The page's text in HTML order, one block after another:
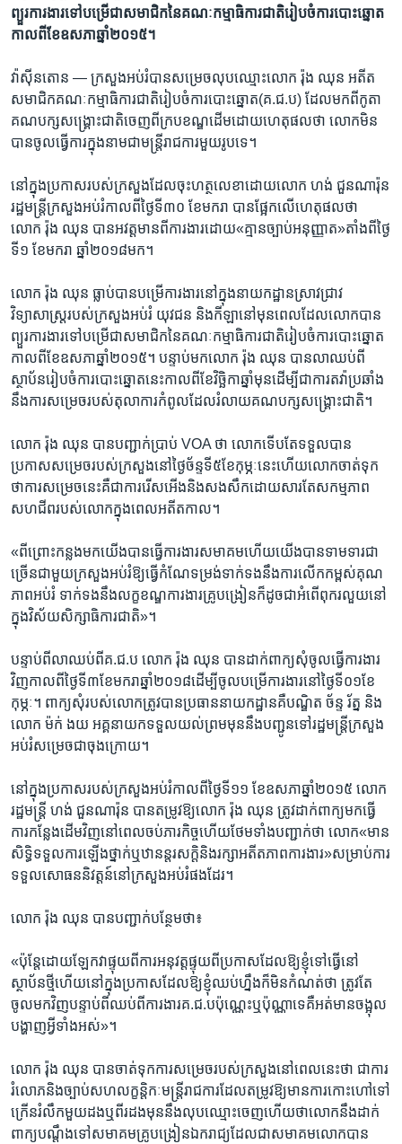
ព្យួរ​ការងារ​ទៅ​បម្រើ​ជា​សមាជិក​នៃ​គណៈកម្មាធិការ​ជាតិ​រៀបចំ​ការ​បោះឆ្នោត​
កាលពី​ខែ​ឧសភា​ឆ្នាំ​២០១៥។
វ៉ាស៊ីនតោន — ក្រសួង​អប់រំ​បាន​សម្រេច​លុប​ឈ្មោះ​លោក រ៉ុង ឈុន ​អតីត​
សមាជិក​គណៈកម្មាធិការ​ជាតិ​រៀបចំ​ការ​បោះឆ្នោត(គ.ជ.ប) ដែល​មក​ពី​កូតា​
គណបក្ស​សង្គ្រោះ​ជាតិ​ចេញពី​ក្របខណ្ឌ​ដើមដោយ​ហេតុ​ផល​ថា ​លោកមិន​
បាន​ចូល​ធ្វើការ​ក្នុងនាម​ជា​មន្ត្រី​រាជការ​មួយ​រូប​ទេ។
នៅ​ក្នុង​ប្រកាស​របស់​ក្រសួង​ដែល​ចុះហត្ថលេខា​ដោយ​លោក ​ហង់ ជួនណារ៉ុន​
រដ្ឋមន្ត្រី​ក្រសួង​អប់រំ​កាល​ពី​ថ្ងៃ​ទី​៣០ ខែ​មករា បាន​ផ្អែក​លើ​ហេតុផល​ថា ​
លោក​ រ៉ុង ឈុន​ បាន​អវត្តមាន​ពី​ការងារ​ដោយ«គ្មាន​ច្បាប់​អនុញ្ញាត»តាំង​ពី​ថ្ងៃ​
ទី​១ ខែ​មករា​ ឆ្នាំ​២០១៨​មក។
លោក រ៉ុង ឈុន​ ធ្លាប់​បាន​បម្រើ​ការងារ​នៅ​ក្នុង​នាយកដ្ឋាន​ស្រាវជ្រាវ​
វិទ្យាសាស្រ្ត​របស់​ក្រសួង​អប់រំ​ យុវជន​ និង​កីឡា​នៅ​មុន​ពេល​ដែល​លោក​បាន​
ព្យួរ​ការងារ​ទៅ​បម្រើ​ជា​សមាជិក​នៃ​គណៈកម្មាធិការ​ជាតិ​រៀបចំ​ការ​បោះឆ្នោត​
កាលពី​ខែ​ឧសភា​ឆ្នាំ​២០១៥។ បន្ទាប់​មក​លោក ​រ៉ុង ​ឈុន​ បានលាឈប់​ពី​
ស្ថាប័ន​រៀបចំ​ការ​បោះឆ្នោត​នេះ​កាល​ពី​ខែ​វិច្ឆិកា​ឆ្នាំ​មុន​ដើម្បី​ជា​ការ​តវ៉ាប្រឆាំង​
នឹងការ​សម្រេច​របស់​តុលាការ​កំពូល​ដែល​រំលាយ​គណបក្ស​សង្គ្រោះ​ជាតិ។
លោក​ រ៉ុង ឈុន​ បាន​បញ្ជាក់​ប្រាប់ ​VOA ​ថា​ លោក​ទើបតែទទួល​បាន
ប្រកាស​សម្រេច​របស់​ក្រសួង​នៅ​ថ្ងៃ​ច័ន្ទ​ទី​៥ខែ​កុម្ភៈ​នេះ​ហើយ​លោក​ចាត់​ទុក​
ថា​ការសម្រេច​នេះ​គឺ​ជា​ការ​រើសអើង​និង​សងសឹក​ដោយសារតែ​សកម្មភាព​
សហជីព​របស់​លោក​ក្នុង​ពេល​អតីតកាល។
«ពីព្រោះ​កន្លងមក​យើង​បាន​ធ្វើ​ការងារ​សមាគម​ហើយ​យើង​បាន​ទាមទារ​ជា
ច្រើន​ជាមួយ​ក្រសួង​អប់រំ​ឱ្យ​ធ្វើកំណែ​ទម្រង់​ទាក់ទង​នឹង​ការ​លើក​កម្ពស់​គុណ
ភាព​អប់រំ ទាក់ទង​នឹង​លក្ខខណ្ឌ​ការងារ​គ្រូ​បង្រៀន​ក៏ដូចជា​អំពើ​ពុករលួយ​នៅ​
ក្នុង​វិស័យ​សិក្សាធិការ​ជាតិ‍»។​
បន្ទាប់ពី​លា​ឈប់​ពី​គ.ជ.ប ​លោក រ៉ុង ឈុន​ បាន​ដាក់ពាក្យ​សុំ​ចូល​ធ្វើ​ការងារ​
វិញ​កាលពីថ្ងៃទី៣ខែ​មករា​ឆ្នាំ​២០១៨​ដើម្បី​ចូល​បម្រើ​ការងារ​នៅ​ថ្ងៃទី០១​ខែ​
កុម្ភៈ។ ពាក្យសុំ​របស់​លោក​ត្រូវ​បាន​ប្រធាន​នាយកដ្ឋាន​គឺ​បណ្ឌិត​ ច័ន្ទ រ័ត្ន​ និង​
លោក​ ម៉ក់ ងយ​ អគ្គនាយកទទួល​យល់​ព្រម​មុន​នឹង​បញ្ជូន​ទៅ​រដ្ឋមន្ត្រី​ក្រសួង​
អប់រំ​សម្រេច​ជា​ចុងក្រោយ។
នៅ​ក្នុង​ប្រកាស​របស់​ក្រសួង​អប់រំ​កាល​ពី​ថ្ងៃ​ទី​១១ ​ខែ​ឧសភា​ឆ្នាំ​២០១៥​ លោក​
រដ្ឋមន្ត្រី ​ហង់ ជួនណារ៉ុន​ បាន​តម្រូវ​ឱ្យ​លោក​ រ៉ុង ឈុន​ ត្រូវ​ដាក់​ពាក្យ​មក​ធ្វើ​
ការ​កន្លែង​ដើម​វិញ​នៅ​ពេល​ចប់​ភារកិច្ច​ហើយ​ថែម​ទាំង​បញ្ជាក់​ថា ​លោក​«មាន​
សិទ្ធិ​ទទួល​ការ​ឡើង​ថ្នាក់​ឬ​ឋានន្តរសក្ដិ​និង​រក្សា​អតីតភាព​ការងារ»​សម្រាប់​ការ​
ទទួល​សោធននិវត្តន៍​នៅ​ក្រសួង​អប់រំ​ផង​ដែរ។
លោក​ រ៉ុង ឈុន​ បាន​បញ្ជាក់​បន្ថែម​ថា៖
«ប៉ុន្តែ​ដោយ​ឡែក​វា​ផ្ទុយ​ពី​ការ​អនុវត្ត​ផ្ទុយ​ពី​ប្រកាស​ដែល​ឱ្យ​ខ្ញុំ​ទៅ​ធ្វើ​នៅ​
ស្ថាប័ន​ថ្មី​ហើយ​នៅ​ក្នុង​ប្រកាស​ដែល​ឱ្យ​ខ្ញុំ​ឈប់​ហ្នឹង​ក៏​មិន​កំណត់​ថា​ ត្រូវ​តែ​
ចូល​មក​វិញ​បន្ទាប់​ពី​ឈប់​ពី​ការងារ​គ.ជ.ប​ប៉ុណ្ណេះ​ឬ​ប៉ុណ្ណាទេ‍​គឺ​អត់​មាន​ចង្អុល​
បង្ហាញ​អ្វី​ទាំងអស់»។
លោក ​រ៉ុង ឈុន​ បាន​ចាត់​ទុក​ការសម្រេច​របស់​ក្រសួង​នៅ​ពេល​នេះ​ថា ជា​ការ​
រំលោភ​និង​ច្បាប់​សហ​លក្ខន្តិកៈ​មន្ត្រី​រាជការ​ដែល​តម្រូវ​ឱ្យ​មាន​ការ​កោះ​ហៅ​ទៅ​
ក្រើន​រំលឹកមួយ​ដង​ឬ​ពីរ​ដង​មុន​នឹង​លុប​ឈ្មោះ​ចេញ​ហើយ​ថាលោក​នឹង​ដាក់
ពាក្យ​បណ្តឹង​ទៅ​សមាគម​គ្រូ​បង្រៀន​ឯករាជ្យដែលជាសមាគម​លោក​បាន​